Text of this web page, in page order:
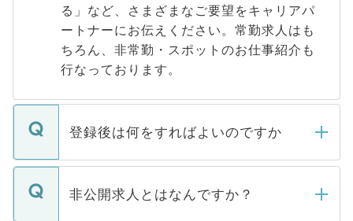
る」など、さまざまなご要望をキャリアパ
ートナーにお伝えください。常勤求人はも
ちろん、非常勤・スポットのお仕事紹介も
行なっております。
登録後は何をすればよいのですか
ご登録いただきましたら、弊社担当者がご
登録内容を確認し、その後メールもしくは
非公開求人とはなんですか？